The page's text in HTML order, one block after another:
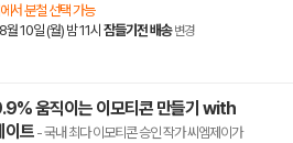
서 분철 선택 가능
8월 10일 (월) 밤 11시 잠들기전 배송 변경
움직이는 이모티콘 만들기 with
이트 - 국내 최다 이모티콘 승인 작가 씨엠제이가